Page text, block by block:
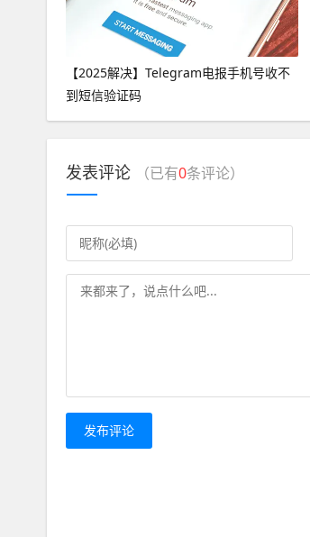
【2025解决】Telegram电报手机号收不
到短信验证码
发表评论 （已有0条评论）
发布评论